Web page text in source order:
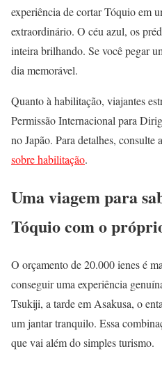
experiência de cortar Tóquio em
extraordinário. O céu azul, os
inteira brilhando. Se você pegar
dia memorável.
Quanto à habilitação, viajantes
Permissão Internacional para
no Japão. Para detalhes, consulte a
sobre habilitação.
Uma viagem para
Tóquio com o
O orçamento de 20.000 ienes é
conseguir uma experiência
Tsukiji, a tarde em Asakusa, o
um jantar tranquilo. Essa
que vai além do simples turismo.